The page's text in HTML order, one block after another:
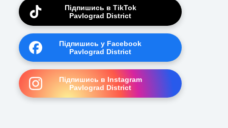
Підпишись в TikTok
Pavlograd District
Підпишись у Facebook
Pavlograd District
Підпишись в Instagram
Pavlograd District